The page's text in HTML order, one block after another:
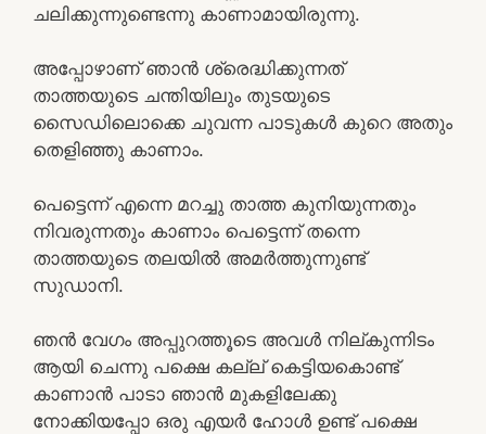
ചലിക്കുന്നുണ്ടെന്നു കാണാമായിരുന്നു.
അപ്പോഴാണ് ഞാൻ ശ്രെദ്ധിക്കുന്നത്
താത്തയുടെ ചന്തിയിലും തുടയുടെ
സൈഡിലൊക്കെ ചുവന്ന പാടുകൾ കുറെ അതും
തെളിഞ്ഞു കാണാം.
പെട്ടെന്ന് എന്നെ മറച്ചു താത്ത കുനിയുന്നതും
നിവരുന്നതും കാണാം പെട്ടെന്ന് തന്നെ
താത്തയുടെ തലയിൽ അമർത്തുന്നുണ്ട്
സുഡാനി.
ഞൻ വേഗം അപ്പുറത്തൂടെ അവൾ നില്കുന്നിടം
ആയി ചെന്നു പക്ഷെ കല്ല് കെട്ടിയകൊണ്ട്
കാണാൻ പാടാ ഞാൻ മുകളിലേക്കു
നോക്കിയപ്പോ ഒരു എയർ ഹോൾ ഉണ്ട് പക്ഷെ